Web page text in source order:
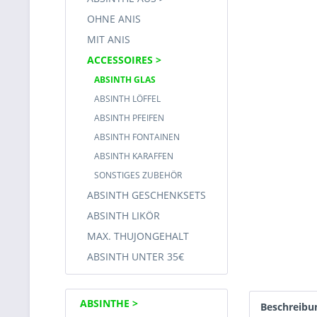
OHNE ANIS
MIT ANIS
ACCESSOIRES
ABSINTH GLAS
ABSINTH LÖFFEL
ABSINTH PFEIFEN
ABSINTH FONTAINEN
ABSINTH KARAFFEN
SONSTIGES ZUBEHÖR
ABSINTH GESCHENKSETS
ABSINTH LIKÖR
MAX. THUJONGEHALT
ABSINTH UNTER 35€
ABSINTHE